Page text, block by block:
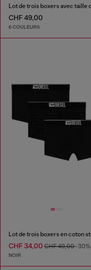
CHF 49,00
6 COULEURS
CHF 34,00 CHF 49,00-30%
NOIR